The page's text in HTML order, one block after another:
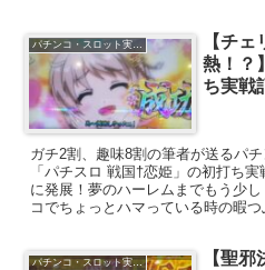
パチンコ・スロット実戦記
【チ
熱！？
ち実戦
ガチ2割、趣味8割の筆者が送るパ
「パチスロ 戦国†恋姫」の初打ち
に発展！夢のハーレムまでもう少
コでちょっとハマっている時の暇
パチンコ・スロット実戦記
【聖